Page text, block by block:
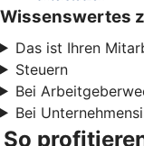
Wissenswertes
Das ist Ihren
Steuern
Bei
Bei
So